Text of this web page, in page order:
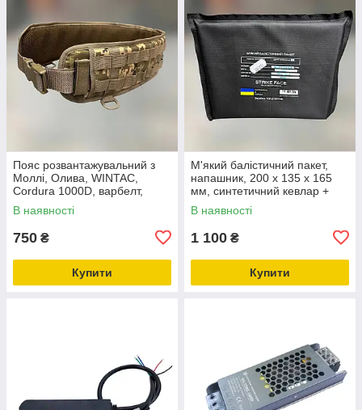
Пояс розвантажувальний з
Моллі, Олива, WINTAC,
Cordura 1000D, варбелт,
покращений тактичний
бойовий пояс,
Піксель, Піксель
В наявності
750 ₴
Купити
М'який балістичний пакет,
напашник, 200 х 135 х 165
мм, синтетичний кевлар +
НВМПЕ, захист ДСТУ 1
В наявності
1 100 ₴
Купити